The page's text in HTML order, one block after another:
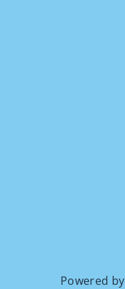
Powered by